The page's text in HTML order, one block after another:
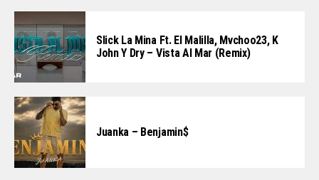
Slick La Mina Ft. El Malilla, Mvchoo23, K
John Y Dry – Vista Al Mar (Remix)
Juanka – Benjamin$